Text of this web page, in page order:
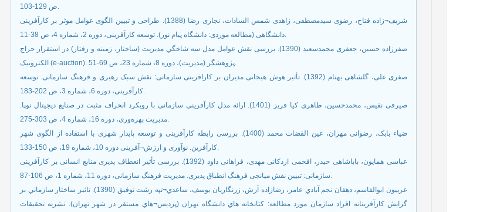
ص 129-103.
شریف¬زاده فتاح، رضوی سیدمصطفی، زاهدی شمس السادات، نجاری رضا (1388). طراحی و تبیین الگوی عوامل موثر بر کارآفرینی
دانشگاهی (مطالعه موردی: دانشگاه پیام نور). توسعه کارآفرینی، دوره 2، شماره 4، ص 38-11.
صفرزاده حسین، جعفری محمدسعید (1390). بررسی نقش عوامل مدل سه شاخگي مديريت (ساختار، زمينه و رفتار) در استقرار حراج
الکترونيک (e-auction). پژوهشگر (مدیریت)، دوره 8، شماره 23، ص 69-51.
صفری علی، گلشاهی بهنام (1392). تأثیر هوش هیجانی مدیران بر کارافرینی سازمانی: نقش سبک رهبری و فرهنگ سازمانی. توسعه
کارآفرینی، دوره 6، شماره 3، ص 202-183.
صیرفی نفیس، محمدحسین، طاهری کیا فریز (1401). ارائه مدل کارآفرینی سازمانی با رویکرد انحراف مثبت در صنایع دیجیتال نوپا.
مدیریت بهره‌وری، دوره 16، شماره 4، ص 303-275.
ضیاء بابک، رضوانی مهران، عین القضات محمد (1400). بررسی رابطه کارآفرینی و توسعه پایدار شهری با استفاده از الگوی شهر
کارآفرین. نوآوری و ارزش¬آفرینی دوره 10، شماره 19، ص 150-133.
عباسی همایون، باباشاهی حیدر، افخمی اردکانی مهدی، فراهانی داود (1392). بررسی تأثیر انعطاف پذیری منابع انسانی بر کارآفرینی
سازمانی: تبیین نقش میانجی فرهنگ انطباق پذیری. مدیریت فرهنگ سازمانی، دوره 11، شماره 1، ص 106-87.
عربيون ابوالقاسم، دهقان نجم آبادي عامر، رضازاده آرش، زرنگاريان يوسف، ساعدي¬تپه رشت توفيق (1390). تاثير ساختار سازماني بر
گرايش کارآفرينانه افراد سازمان مورد مطالعه: کتابخانه هاي دانشگاه تهران (پرديس¬هاي مستقر در شهر تهران). نشریه تحقيقات